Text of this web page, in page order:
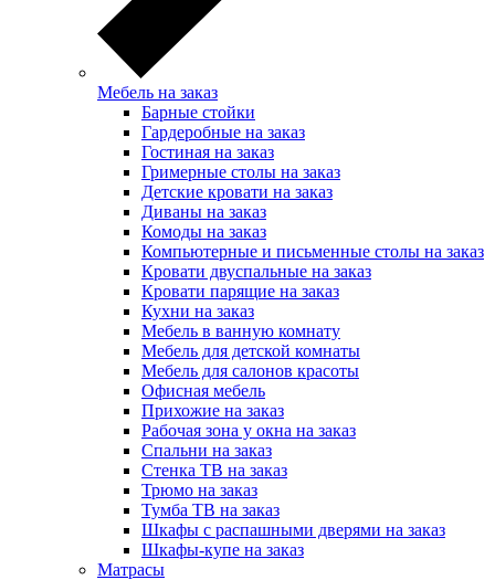
Мебель на заказ
Барные стойки
Гардеробные на заказ
Гостиная на заказ
Гримерные столы на заказ
Детские кровати на заказ
Диваны на заказ
Комоды на заказ
Компьютерные и письменные столы на заказ
Кровати двуспальные на заказ
Кровати парящие на заказ
Кухни на заказ
Мебель в ванную комнату
Мебель для детской комнаты
Мебель для салонов красоты
Офисная мебель
Прихожие на заказ
Рабочая зона у окна на заказ
Спальни на заказ
Стенка ТВ на заказ
Трюмо на заказ
Тумба ТВ на заказ
Шкафы с распашными дверями на заказ
Шкафы-купе на заказ
Матрасы